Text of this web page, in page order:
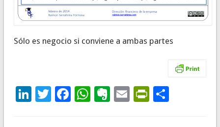
Sólo es negocio si conviene a ambas partes
LinkedIn
Twitter
Facebook
WhatsApp
Evernote
Email